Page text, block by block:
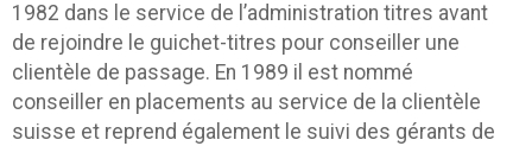
1982 dans le service de l’administration titres avant
de rejoindre le guichet-titres pour conseiller une
clientèle de passage. En 1989 il est nommé
conseiller en placements au service de la clientèle
suisse et reprend également le suivi des gérants de